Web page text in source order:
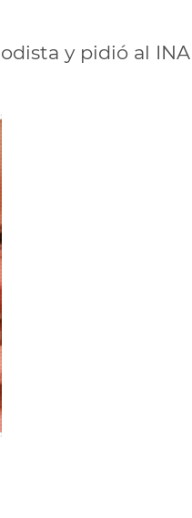
y pidió al